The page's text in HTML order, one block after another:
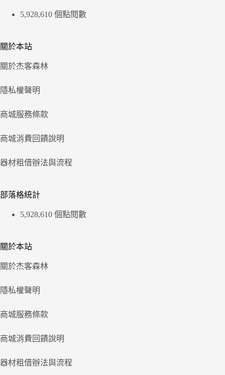
5,928,610 個點閱數
關於本站
關於杰客森林
隱私權聲明
商城服務條款
商城消費回饋說明
器材租借辦法與流程
部落格統計
5,928,610 個點閱數
關於本站
關於杰客森林
隱私權聲明
商城服務條款
商城消費回饋說明
器材租借辦法與流程